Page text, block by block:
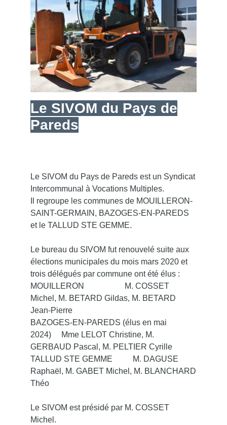
Le SIVOM du Pays de
Pareds
Le SIVOM du Pays de Pareds est un Syndicat
Intercommunal à Vocations Multiples.
Il regroupe les communes de MOUILLERON-
SAINT-GERMAIN, BAZOGES-EN-PAREDS
et le TALLUD STE GEMME.
Le bureau du SIVOM fut renouvelé suite aux
élections municipales du mois mars 2020 et
trois délégués par commune ont été élus :
MOUILLERON M. COSSET
Michel, M. BETARD Gildas, M. BETARD
Jean-Pierre
BAZOGES-EN-PAREDS (élus en mai
2024) Mme LELOT Christine, M.
GERBAUD Pascal, M. PELTIER Cyrille
TALLUD STE GEMME M. DAGUSE
Raphaël, M. GABET Michel, M. BLANCHARD
Théo
Le SIVOM est présidé par M. COSSET
Michel.